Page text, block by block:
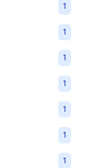
1
1
1
1
1
1
1